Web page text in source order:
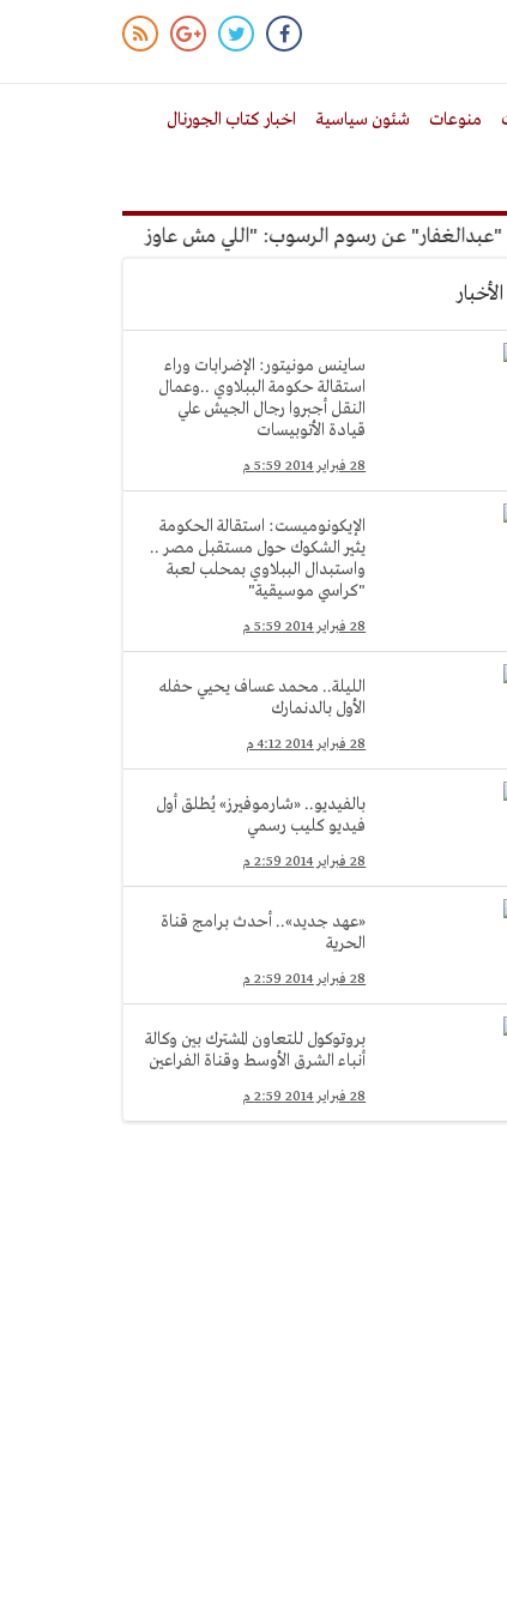
منوعات شئون سياسية اخبار كتاب الجورنال
عن رسوم الرسوب: "اللي مش عاوز يتعلم ملوش مجانية"
ساينس مونيتور: الإضرابات وراء
استقالة حكومة الببلاوي ..وعمال
النقل أجبروا رجال الجيش علي
قيادة الأتوبيسات
28 فبراير 2014 5:59 م
الإيكونوميست: استقالة الحكومة
يثير الشكوك حول مستقبل مصر ..
واستبدال الببلاوي بمحلب لعبة
"كراسي موسيقية"
28 فبراير 2014 5:59 م
الليلة.. محمد عساف يحيي حفله
الأول بالدنمارك
28 فبراير 2014 4:12 م
بالفيديو.. «شارموفيرز» يُطلق أول
فيديو كليب رسمي
28 فبراير 2014 2:59 م
«عهد جديد».. أحدث برامج قناة
الحرية
28 فبراير 2014 2:59 م
بروتوكول للتعاون المشترك بين وكالة
أنباء الشرق الأوسط وقناة الفراعين
28 فبراير 2014 2:59 م